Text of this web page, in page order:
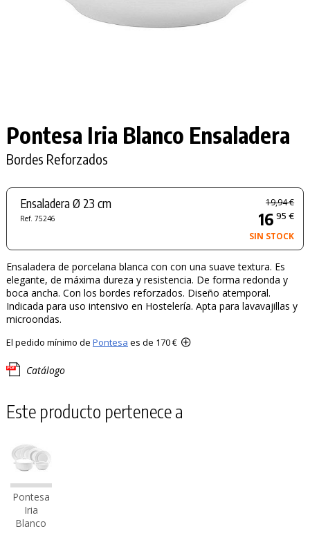
Pontesa Iria Blanco Ensaladera
Bordes Reforzados
Ensaladera Ø 23 cm
Ref. 75246
19,94 €
16 95 €
SIN STOCK
Ensaladera de porcelana blanca con con una suave textura. Es
elegante, de máxima dureza y resistencia. De forma redonda y
boca ancha. Con los bordes reforzados. Diseño atemporal.
Indicada para uso intensivo en Hostelería. Apta para lavavajillas y
microondas.
El pedido mínimo de Pontesa es de 170 €
Catálogo
Este producto pertenece a
Pontesa
Iria
Blanco